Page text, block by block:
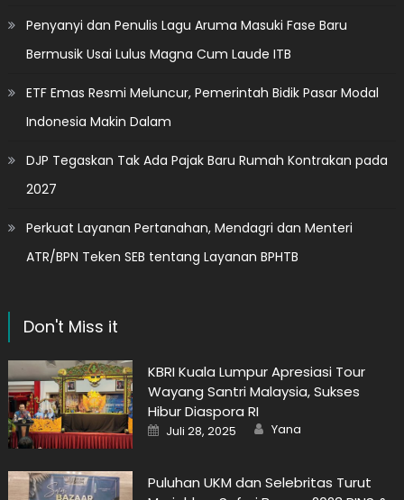
Penyanyi dan Penulis Lagu Aruma Masuki Fase Baru
Bermusik Usai Lulus Magna Cum Laude ITB
ETF Emas Resmi Meluncur, Pemerintah Bidik Pasar Modal
Indonesia Makin Dalam
DJP Tegaskan Tak Ada Pajak Baru Rumah Kontrakan pada
2027
Perkuat Layanan Pertanahan, Mendagri dan Menteri
ATR/BPN Teken SEB tentang Layanan BPHTB
Don't Miss it
KBRI Kuala Lumpur Apresiasi Tour
Wayang Santri Malaysia, Sukses
Hibur Diaspora RI
Posted
on
Juli 28, 2025 Author
Yana
Puluhan UKM dan Selebritas Turut